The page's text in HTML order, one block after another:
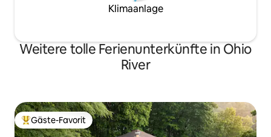
Klimaanlage
Weitere tolle Ferienunterkünfte in Ohio
River
Beliebter Gäste-Favorit.
Gäste-Favorit